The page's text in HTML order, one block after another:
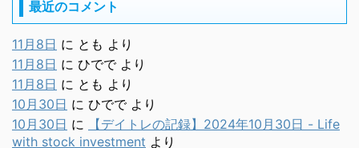
最近のコメント
11月8日 に とも より
11月8日 に ひででより
11月8日 に とも より
10月30日 に ひででより
10月30日 に
【デイトレの記録】2024年10月30日 - Life
with stock investment より